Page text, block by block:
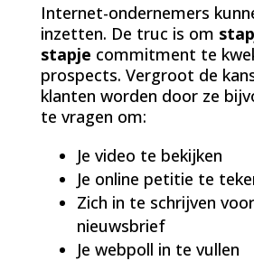
Internet-ondernemers
inzetten. De truc is om
stapje commitment te
prospects. Vergroot de
klanten worden door ze
te vragen om:
Je video te bekijken
Je online petitie te
Zich in te schrijven
nieuwsbrief
Je webpoll in te vullen